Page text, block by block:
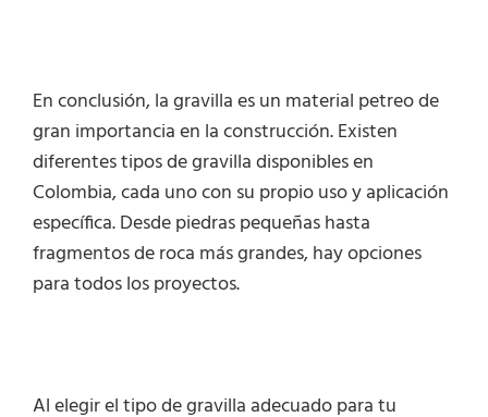
En conclusión, la gravilla es un material petreo de
gran importancia en la construcción. Existen
diferentes tipos de gravilla disponibles en
Colombia, cada uno con su propio uso y aplicación
específica. Desde piedras pequeñas hasta
fragmentos de roca más grandes, hay opciones
para todos los proyectos.
Al elegir el tipo de gravilla adecuado para tu